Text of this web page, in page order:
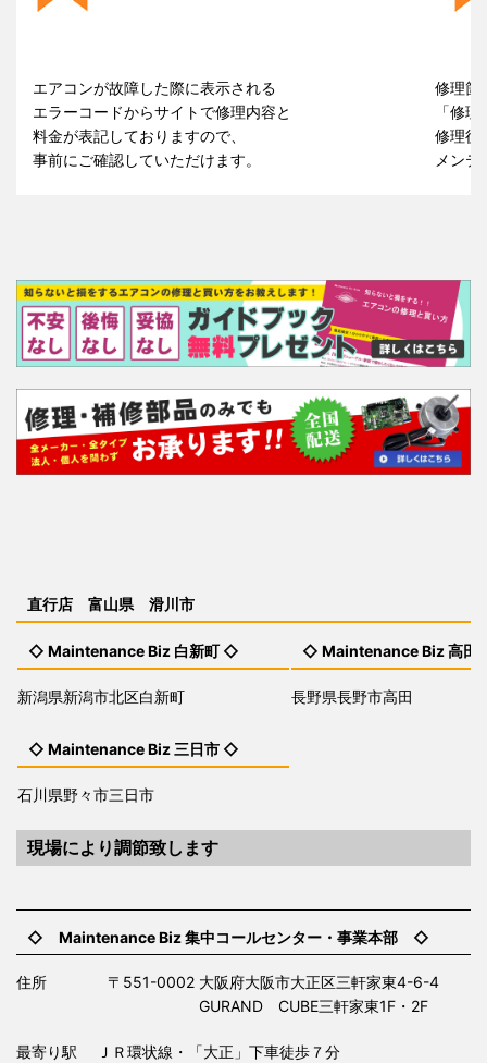
エアコンが故障した際に表示される
エラーコードからサイトで修理内容と
料金が表記しておりますので、
事前にご確認していただけます。
修理箇
「修
修理後
メンテ
直行店 富山県 滑川市
◇ Maintenance Biz 白新町 ◇
新潟県新潟市北区白新町
◇ Maintenance Biz 高田
長野県長野市高田
◇ Maintenance Biz 三日市 ◇
石川県野々市三日市
現場により調節致します
◇ Maintenance Biz 集中コールセンター・事業本部 ◇
住所 〒551-0002 大阪府大阪市大正区三軒家東4-6-4
GURAND CUBE三軒家東1F・2F
最寄り駅 ＪＲ環状線・「大正」下車徒歩７分